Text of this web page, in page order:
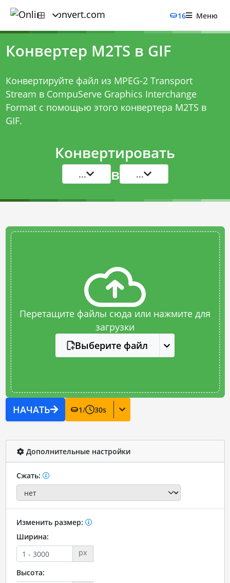
16 Меню
Конвертер M2TS в GIF
Конвертируйте файл из MPEG-2 Transport
Stream в CompuServe Graphics Interchange
Format с помощью этого конвертера M2TS в
GIF.
Конвертировать
... в ...
Перетащите файлы сюда или нажмите для
загрузки
Выберите файл
НАЧАТЬ 1/ 30s
Дополнительные настройки
Сжать:
Изменить размер:
Ширина:
px
Высота: